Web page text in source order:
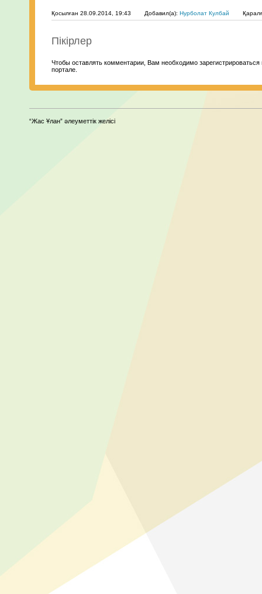
Қосылған 28.09.2014, 19:43 Добавил(а): Нурболат Кулбай
Пікірлер
Чтобы оставлять комментарии, Вам необходимо зарегистрироваться
портале.
“Жас Ұлан” әлеуметтік желісі